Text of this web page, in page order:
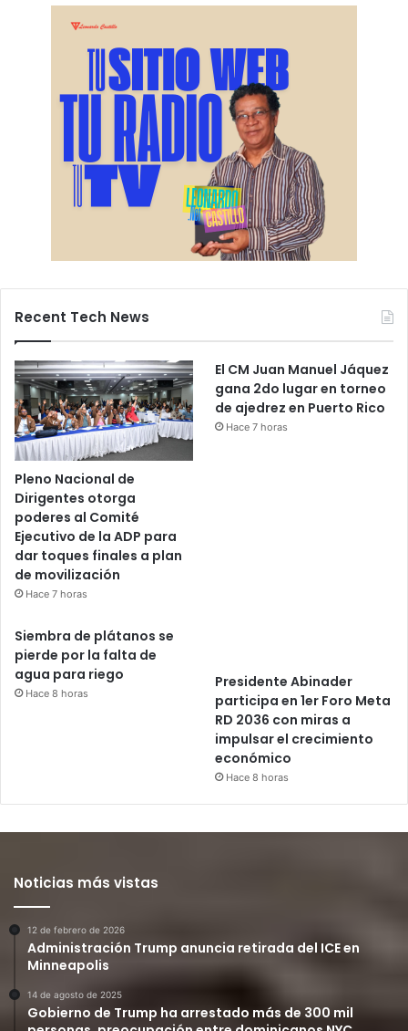
Recent Tech News
Pleno Nacional de
Dirigentes otorga
poderes al Comité
Ejecutivo de la ADP para
dar toques finales a plan
de movilización
Hace 7 horas
El CM Juan Manuel Jáquez
gana 2do lugar en torneo
de ajedrez en Puerto Rico
Hace 7 horas
Siembra de plátanos se
pierde por la falta de
agua para riego
Hace 8 horas
Presidente Abinader
participa en 1er Foro Meta
RD 2036 con miras a
impulsar el crecimiento
económico
Hace 8 horas
Noticias más vistas
12 de febrero de 2026
Administración Trump anuncia retirada del ICE en
Minneapolis
14 de agosto de 2025
Gobierno de Trump ha arrestado más de 300 mil